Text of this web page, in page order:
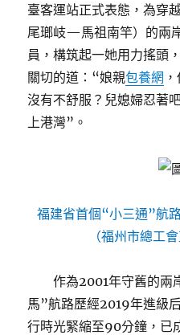
臺客運站正式表態，為穿
尾瑯岐—馬祖南竿）的兩
員，構筑起一她用力搖頭
關切的道：“娘親包養網
沒有不舒服？兒媳婦忍著
上港灣”。
福建省首個“小三通”航
（福州市總工
作為2001年守舊的兩
馬”航路歷經2019年進級
行時光緊縮至90分鐘，已